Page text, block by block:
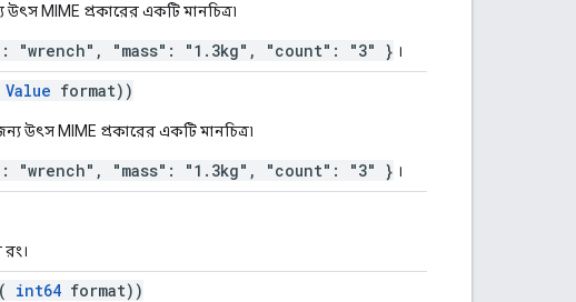
MIME প্রকারের একটি মানচিত্র৷
"wrench", "mass": "1.3kg", "count": "3" } ।
Value format))
উৎস MIME প্রকারের একটি মানচিত্র৷
"wrench", "mass": "1.3kg", "count": "3" } ।
রং।
int64 format))